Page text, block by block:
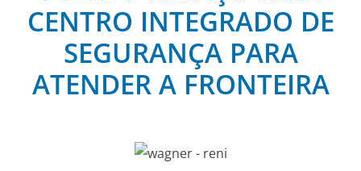
CENTRO INTEGRADO DE
SEGURANÇA PARA
ATENDER A FRONTEIRA